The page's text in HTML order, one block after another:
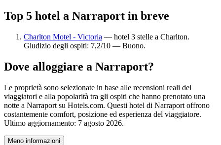
Top 5 hotel a Narraport in breve
Charlton Motel - Victoria — hotel 3 stelle a Charlton.
Giudizio degli ospiti: 7,2/10 — Buono.
Dove alloggiare a Narraport?
Le proprietà sono selezionate in base alle recensioni reali dei
viaggiatori e alla popolarità tra gli ospiti che hanno prenotato una
notte a Narraport su Hotels.com. Questi hotel di Narraport offrono
costantemente comfort, posizione ed esperienza del viaggiatore.
Ultimo aggiornamento: 7 agosto 2026.
Meno informazioni